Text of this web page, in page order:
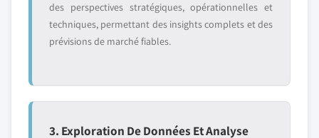
des perspectives stratégiques, opérationnelles et
techniques, permettant des insights complets et des
prévisions de marché fiables.
3. Exploration De Données Et Analyse